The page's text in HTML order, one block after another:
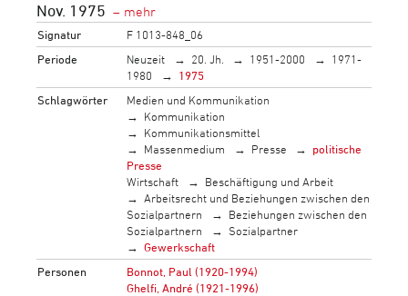
Nov. 1975
Signatur
F 1013-848_06
Periode
Neuzeit 20. Jh. 1951-2000
1971-
1980
1975
Schlagwörter
Medien und Kommunikation
Kommunikation
Kommunikationsmittel
Massenmedium
Presse
politische
Presse
Wirtschaft
Beschäftigung und Arbeit
Arbeitsrecht und Beziehungen zwischen den
Sozialpartnern
Beziehungen zwischen den
Sozialpartnern
Sozialpartner
Gewerkschaft
Personen
Bonnot, Paul (1920-1994)
Ghelfi, André (1921-1996)